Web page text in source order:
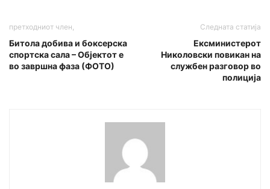
претходниот член,
Битола добива и боксерска
спортска сала – Објектот е
во завршна фаза (ФОТО)
Следната статија
Ексминистерот
Николовски повикан на
службен разговор во
полиција